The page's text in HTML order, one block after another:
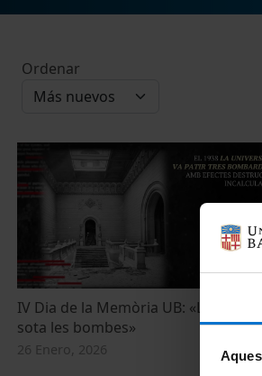
Ordenar
IV Dia de la Memòria UB: «La
sota les bombes»
26 Enero, 2026